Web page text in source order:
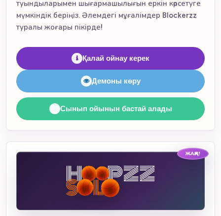
туындыларымен шығармашылығын еркін көрсетуге
мүмкіндік беріңіз. Әлемдегі мұғалімдер Blockerzz
туралы жоғары пікірде!
Қалай ойнау керек
Демоны көру
Сынып ойынын бастай алады
ЖАҢА!